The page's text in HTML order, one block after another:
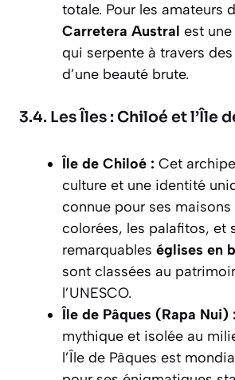
totale. Pour les amateurs
Carretera Austral est
qui serpente à travers
d’une beauté brute.
3.4. Les Îles : Chiloé et l’Île
Île de Chiloé : Cet
culture et une identité
connue pour ses
colorées, les palafitos, et
remarquables églises en
sont classées au
l’UNESCO.
Île de Pâques (Rapa Nui) :
mythique et isolée au
l’Île de Pâques est